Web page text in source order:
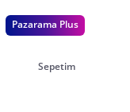
Pazarama Plus
Sepetim